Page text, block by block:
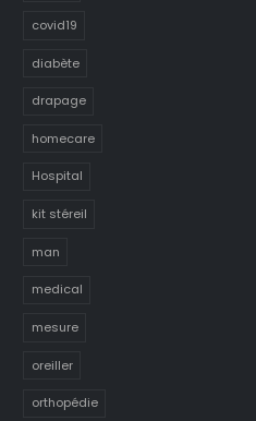
covid19
diabète
drapage
homecare
Hospital
kit stéreil
man
medical
mesure
oreiller
orthopédie